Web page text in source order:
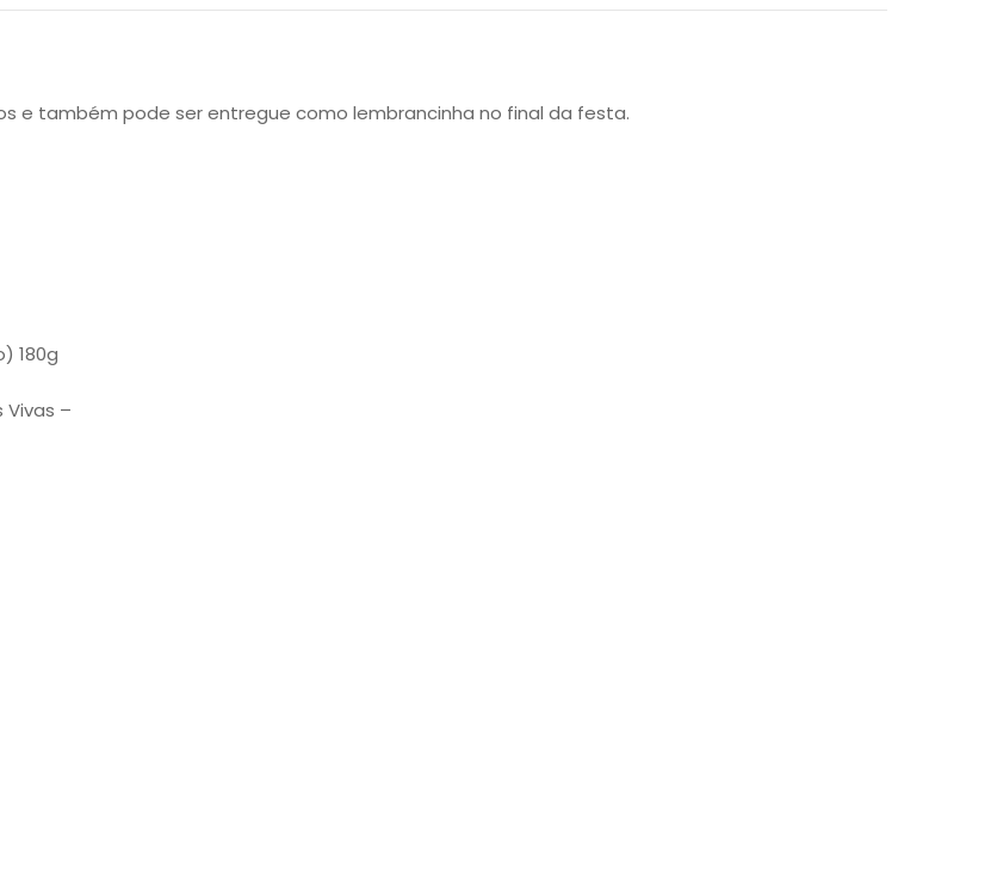
e também pode ser entregue como lembrancinha no final da festa.
180g
–